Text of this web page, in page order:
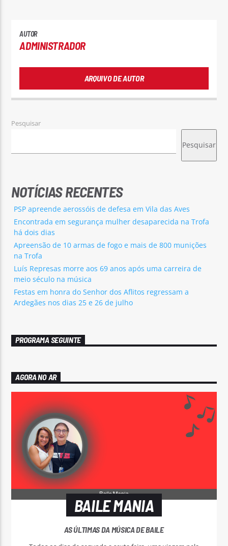
AUTOR
ADMINISTRADOR
ARQUIVO DE AUTOR
Pesquisar
Pesquisar
NOTÍCIAS RECENTES
PSP apreende aerossóis de defesa em Vila das Aves
Encontrada em segurança mulher desaparecida na Trofa
há dois dias
Apreensão de 10 armas de fogo e mais de 800 munições
na Trofa
Luís Represas morre aos 69 anos após uma carreira de
meio século na música
Festas em honra do Senhor dos Aflitos regressam a
Ardegães nos dias 25 e 26 de julho
PROGRAMA SEGUINTE
AGORA NO AR
BAILE MANIA
AS ÚLTIMAS DA MÚSICA DE BAILE